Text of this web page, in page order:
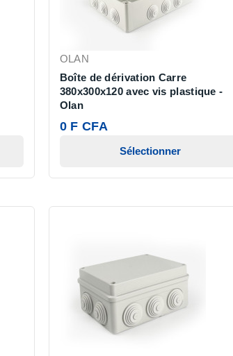
OLAN
Boîte de dérivation Carre
380x300x120 avec vis plastique -
Olan
0 F CFA
Sélectionner